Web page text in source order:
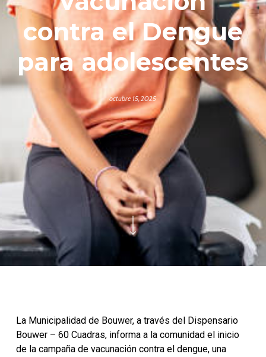
contra el Dengue
para adolescentes
octubre 15, 2025
La Municipalidad de Bouwer, a través del Dispensario
Bouwer – 60 Cuadras, informa a la comunidad el inicio
de la campaña de vacunación contra el dengue, una